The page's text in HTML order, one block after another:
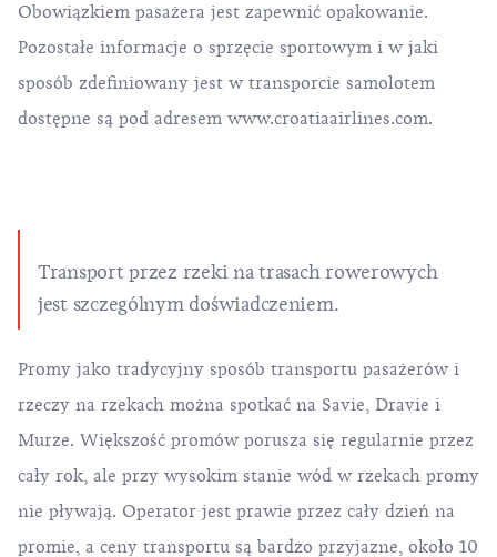
Obowiązkiem pasażera jest zapewnić opakowanie.
Pozostałe informacje o sprzęcie sportowym i w jaki
sposób zdefiniowany jest w transporcie samolotem
dostępne są pod adresem www.croatiaairlines.com.
Transport przez rzeki na trasach rowerowych
jest szczególnym doświadczeniem.
Promy jako tradycyjny sposób transportu pasażerów i
rzeczy na rzekach można spotkać na Savie, Dravie i
Murze. Większość promów porusza się regularnie przez
cały rok, ale przy wysokim stanie wód w rzekach promy
nie pływają. Operator jest prawie przez cały dzień na
promie, a ceny transportu są bardzo przyjazne, około 10